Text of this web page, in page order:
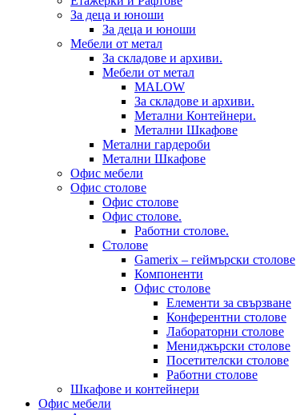
За деца и юноши
За деца и юноши
Мебели от метал
За складове и архиви.
Мебели от метал
MALOW
За складове и архиви.
Метални Контейнери.
Метални Шкафове
Метални гардероби
Метални Шкафове
Офис мебели
Офис столове
Офис столове
Офис столове.
Работни столове.
Столове
Gamerix – геймърски столове
Компоненти
Офис столове
Елементи за свързване
Конферентни столове
Лабораторни столове
Мениджърски столове
Посетителски столове
Работни столове
Шкафове и контейнери
Офис мебели